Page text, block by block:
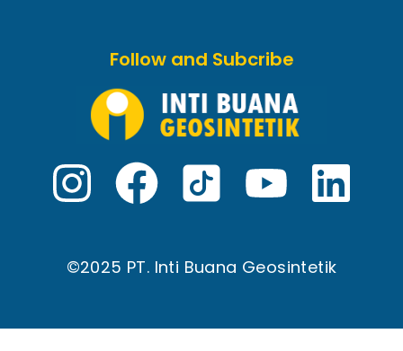
Follow and Subcribe
©2025 PT. Inti Buana Geosintetik